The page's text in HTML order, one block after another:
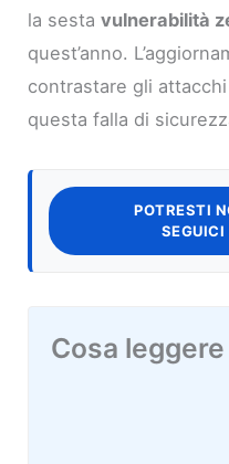
la sestavulnerabilità
quest’anno.
contrastare gli
questa falla di
POTRESTI
Cosa leggere